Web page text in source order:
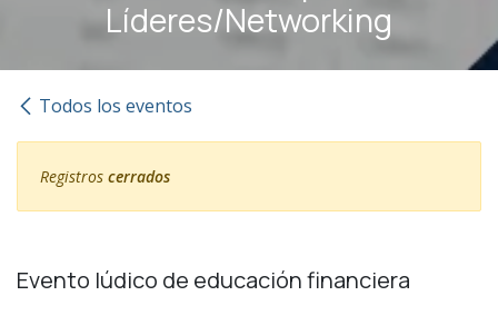
Líderes/Networking
Todos los eventos
Registros cerrados
Evento lúdico de educación financiera